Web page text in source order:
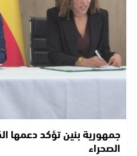
جمهورية بنين تؤكد دعمها
الصحراء